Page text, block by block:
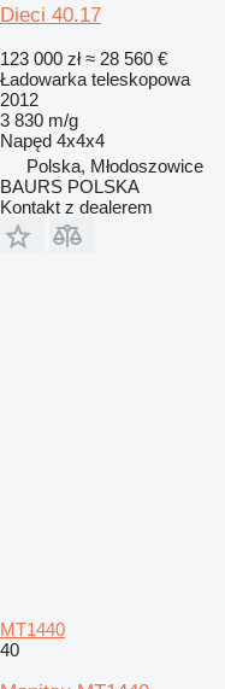
Dieci 40.17
123 000 zł ≈ 28 560 €
Ładowarka teleskopowa
2012
3 830 m/g
Napęd 4x4x4
Polska, Młodoszowice
BAURS POLSKA
Kontakt z dealerem
MT1440
40